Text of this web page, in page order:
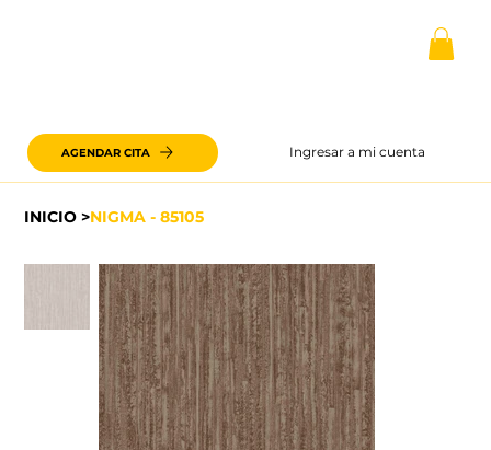
Ingresar a mi cuenta
AGENDAR CITA
INICIO >NIGMA - 85105